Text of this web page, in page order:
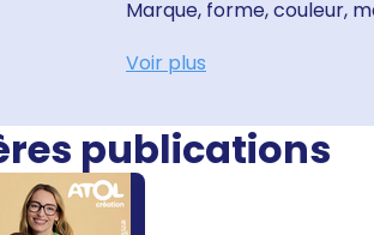
Marque, forme, couleur,
Voir plus
publications